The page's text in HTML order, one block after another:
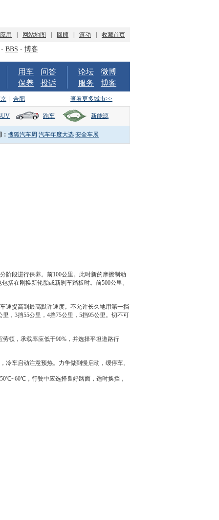
用 网站地图 回顾 滚动 收藏首页
BBS - 博客
用车
问答
保养
投诉
论坛
微博
服务
博客
查看更多城市>>
合肥
跑车 新能源
搜狐汽车周 汽车年度大选 安全车展
阶段进行保养。前100公里。此时新的摩擦制动
包括在刚换新轮胎或新刹车踏板时。前500公里。
速提高到最高默许速度。不允许长久地用第一挡
，3挡55公里，4挡75公里，5挡95公里。切不可
劳顿，承载率应低于90%，并选择平坦道路行
车启动注意预热。力争做到慢启动，缓停车。
，行驶中应选择良好路面，适时换挡，